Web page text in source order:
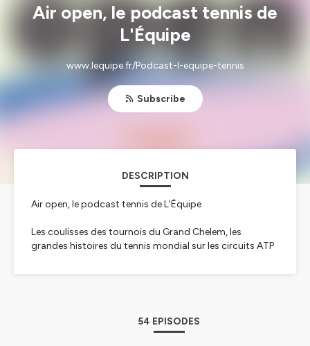
Air open, le podcast tennis de
L'Équipe
www.lequipe.fr/Podcast-l-equipe-tennis
Subscribe
DESCRIPTION
Air open, le podcast tennis de L'Équipe
Les coulisses des tournois du Grand Chelem, les
grandes histoires du tennis mondial sur les circuits ATP
ausha.co/politique-de-
54 EPISODES